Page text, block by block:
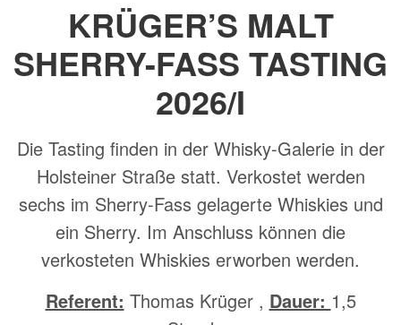
KRÜGER’S MALT
SHERRY-FASS TASTING
2026/I
Die Tasting finden in der Whisky-Galerie in der
Holsteiner Straße statt. Verkostet werden
sechs im Sherry-Fass gelagerte Whiskies und
ein Sherry. Im Anschluss können die
verkosteten Whiskies erworben werden.
Referent: Thomas Krüger , Dauer: 1,5